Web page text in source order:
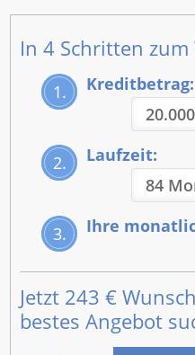
In 4 Schritten
1. Kreditbetrag:
2. Laufzeit:
3.
Ihre
Jetzt 243 €
bestes Angebot